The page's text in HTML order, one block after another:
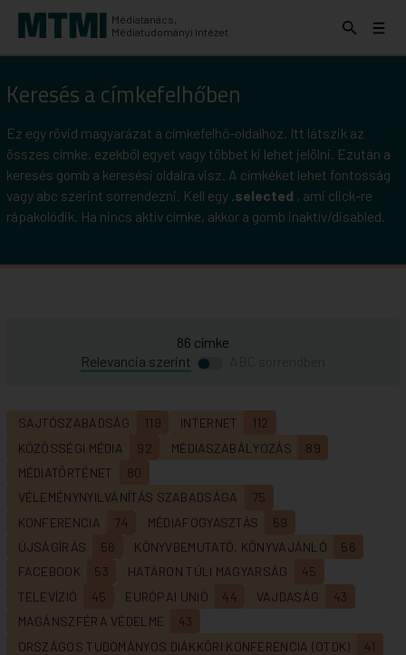
Médiatanács,
Médiatudományi Intézet
KERESÉS AZ INTÉZET ANYAGAI KÖZÖTT
indítása
Keresés
Menü
Keresés a címkefelhőben
Ez egy rövid magyarázat a címkefelhő-oldalhoz. Itt látszik az
összes címke, ezekből egyet vagy többet ki lehet jelölni. Ezután a
keresés gomb a keresési oldalra visz. A címkéket lehet fontosság
vagy abc szerint sorrendezni. Kell egy .selected , ami click-re
rápakolódik. Ha nincs aktív címke, akkor a gomb inaktív/disabled.
86 címke
Relevancia szerint Átváltás
ABC
rendezésre
SAJTÓSZABADSÁG 119 INTERNET
112
KÖZÖSSÉGI MÉDIA
92 MÉDIASZABÁLYOZÁS
89
MÉDIATÖRTÉNET
80
VÉLEMÉNYNYILVÁNÍTÁS SZABADSÁGA
75
KONFERENCIA
74 MÉDIAFOGYASZTÁS
59
ÚJSÁGÍRÁS
56 KÖNYVBEMUTATÓ, KÖNYVAJÁNLÓ
56
FACEBOOK
53 HATÁRON TÚLI MAGYARSÁG
45
TELEVÍZIÓ
45 EURÓPAI UNIÓ 44 VAJDASÁG
43
MAGÁNSZFÉRA VÉDELME
43
ORSZÁGOS TUDOMÁNYOS DIÁKKÖRI KONFERENCIA (OTDK)
41